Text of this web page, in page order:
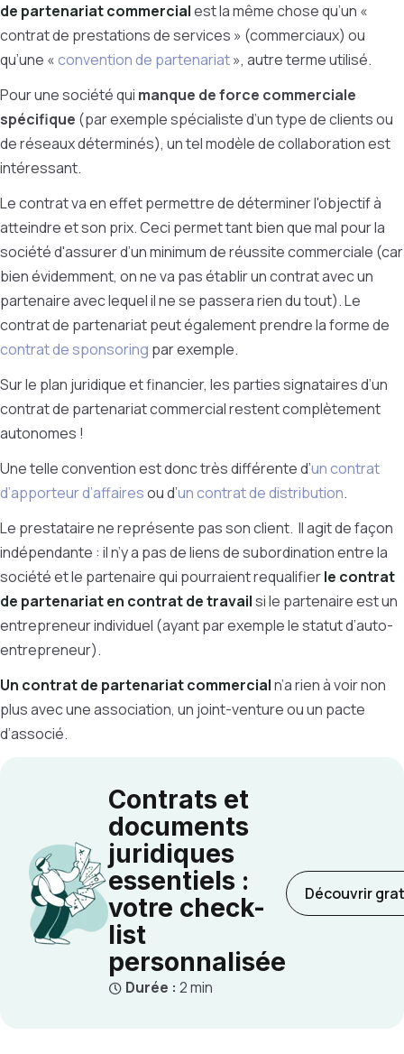
de partenariat commercialest la même chose qu’un «
contrat de prestations de services » (commerciaux) ou
qu’une «convention de partenariat», autre terme utilisé.
Pour une société qui manque de force commerciale
spécifique (par exemple spécialiste d’un type de clients ou
de réseaux déterminés), un tel modèle de collaboration est
intéressant.
Le contrat va en effet permettre de déterminer l'objectif à
atteindre et son prix. Ceci permet tant bien que mal pour la
société d'assurer d’un minimum de réussite commerciale (car
bien évidemment, on ne va pas établir un contrat avec un
partenaire avec lequel il ne se passera rien du tout). Le
contrat de partenariat peut également prendre la forme de
contrat de sponsoring par exemple.
Sur le plan juridique et financier, les parties signataires d’un
contrat de partenariat commercial restent complètement
autonomes !
Une telle convention est donc très différente d’un contrat
d’apporteur d’affairesou d’un contrat de distribution.
Le prestataire ne représente pas son client. Il agit de façon
indépendante : il n’y a pas de liens de subordination entre la
société et le partenaire qui pourraient requalifierle contrat
de partenariat en contrat de travailsi le partenaire est un
entrepreneur individuel (ayant par exemple le statut d’auto-
entrepreneur).
Un contrat de partenariat commercialn’a rien à voir non
plus avec une association, un joint-venture ou un pacte
d’associé.
Contrats et
documents
juridiques
essentiels :
votre check-
list
personnalisée
Durée : 2 min
Découvrir